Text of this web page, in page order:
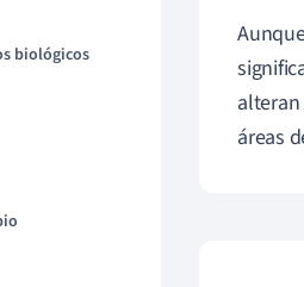
biológicos
áreas